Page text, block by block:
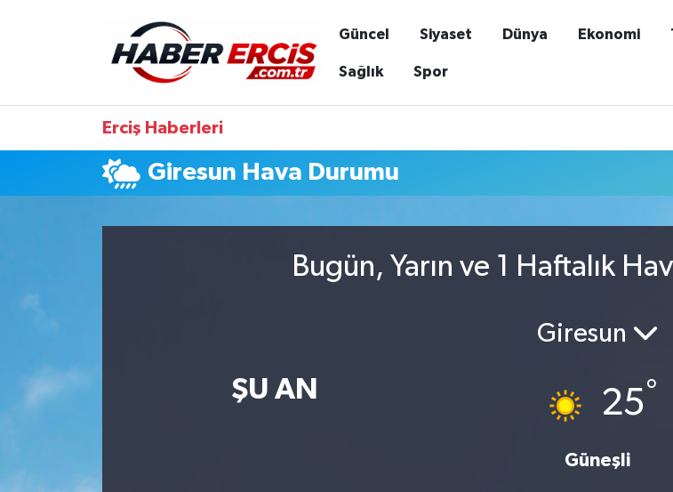
Güncel Siyaset Dünya Ekonomi
Sağlık Spor
Erciş Haberleri
Giresun Hava Durumu
Bugün, Yarın ve 1 Haftalık
ŞU AN
Giresun
25°
Güneşli